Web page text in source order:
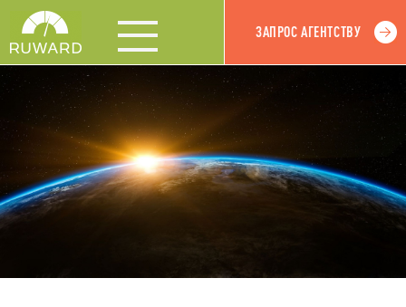
ЗАПРОС АГЕНТСТВУ